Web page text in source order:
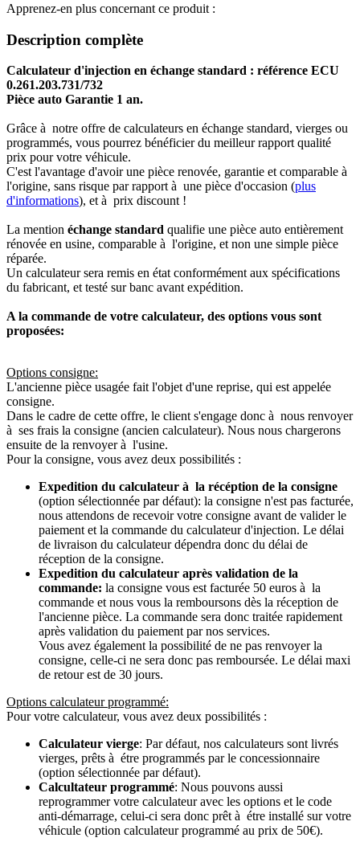
Apprenez-en plus concernant ce produit :
Description complète
Calculateur d'injection en échange standard : référence ECU
0.261.203.731/732
Pièce auto Garantie 1 an.
Grâce à notre offre de calculateurs en échange standard, vierges ou
programmés, vous pourrez bénéficier du meilleur rapport qualité
prix pour votre véhicule.
C'est l'avantage d'avoir une pièce renovée, garantie et comparable à
l'origine, sans risque par rapport à une pièce d'occasion (plus
d'informations), et à prix discount !
La mention échange standard qualifie une pièce auto entièrement
rénovée en usine, comparable à l'origine, et non une simple pièce
réparée.
Un calculateur sera remis en état conformément aux spécifications
du fabricant, et testé sur banc avant expédition.
A la commande de votre calculateur, des options vous sont
proposées:
Options consigne:
L'ancienne pièce usagée fait l'objet d'une reprise, qui est appelée
consigne.
Dans le cadre de cette offre, le client s'engage donc à nous renvoyer
à ses frais la consigne (ancien calculateur). Nous nous chargerons
ensuite de la renvoyer à l'usine.
Pour la consigne, vous avez deux possibilités :
Expedition du calculateur à la récéption de la consigne
(option sélectionnée par défaut): la consigne n'est pas facturée,
nous attendons de recevoir votre consigne avant de valider le
paiement et la commande du calculateur d'injection. Le délai
de livraison du calculateur dépendra donc du délai de
réception de la consigne.
Expedition du calculateur après validation de la
commande: la consigne vous est facturée 50 euros à la
commande et nous vous la remboursons dès la réception de
l'ancienne pièce. La commande sera donc traitée rapidement
après validation du paiement par nos services.
Vous avez également la possibilité de ne pas renvoyer la
consigne, celle-ci ne sera donc pas remboursée. Le délai maxi
de retour est de 30 jours.
Options calculateur programmé:
Pour votre calculateur, vous avez deux possibilités :
Calculateur vierge: Par défaut, nos calculateurs sont livrés
vierges, prêts à étre programmés par le concessionnaire
(option sélectionnée par défaut).
Calcultateur programmé: Nous pouvons aussi
reprogrammer votre calculateur avec les options et le code
anti-démarrage, celui-ci sera donc prêt à étre installé sur votre
véhicule (option calculateur programmé au prix de 50€).